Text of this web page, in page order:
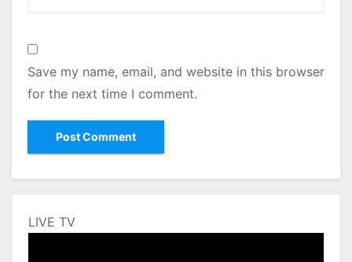
Save my name, email, and website in this browser
for the next time I comment.
LIVE TV